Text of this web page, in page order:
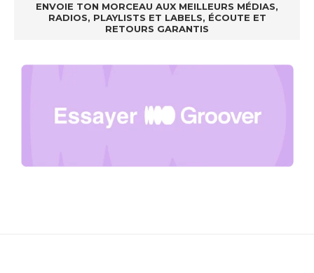
ENVOIE TON MORCEAU AUX MEILLEURS MÉDIAS,
RADIOS, PLAYLISTS ET LABELS, ÉCOUTE ET
RETOURS GARANTIS